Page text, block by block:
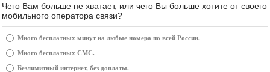
Чего Вам больше не хватает, или чего Вы больше хотите от своего
мобильного оператора связи?
Много бесплатных минут на любые номера по всей России.
Много бесплатных СМС.
Безлимитный интернет, без доплаты.